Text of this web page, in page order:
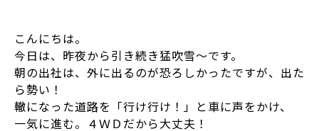
こんにちは。
今日は、昨夜から引き続き猛吹雪～です。
朝の出社は、外に出るのが恐ろしかったですが、出た
ら勢い！
轍になった道路を「行け行け！」と車に声をかけ、
一気に進む。４ＷＤだから大丈夫！